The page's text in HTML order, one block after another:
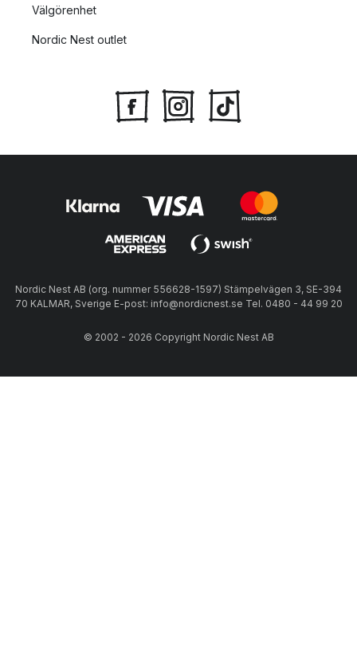
Välgörenhet
Nordic Nest outlet
Nordic Nest AB (org. nummer 556628-1597) Stämpelvägen 3, SE-394
70 KALMAR, Sverige E-post: info@nordicnest.se Tel. 0480 - 44 99 20
© 2002 - 2026 Copyright Nordic Nest AB